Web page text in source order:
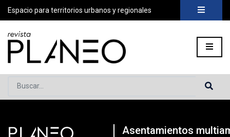
Espacio para territorios urbanos y regionales
Buscar...
Portada» Planeo Hoy Territorio y comunidad en riesgo
PLANEO
Asentamientos